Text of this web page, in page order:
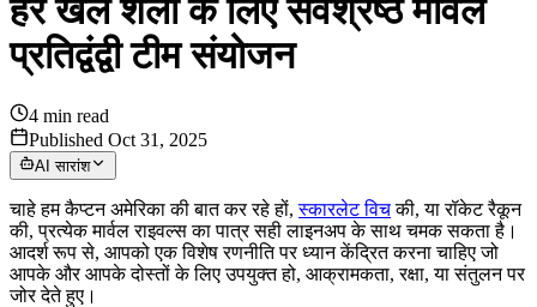
हर खेल शैली के लिए सर्वश्रेष्ठ मार्वल
प्रतिद्वंद्वी टीम संयोजन
4 min read
Published Oct 31, 2025
AI सारांश
चाहे हम कैप्टन अमेरिका की बात कर रहे हों,स्कारलेट विचकी, या रॉकेट रैकून
की, प्रत्येक मार्वल राइवल्स का पात्र सही लाइनअप के साथ चमक सकता है।
आदर्श रूप से, आपको एक विशेष रणनीति पर ध्यान केंद्रित करना चाहिए जो
आपके और आपके दोस्तों के लिए उपयुक्त हो, आक्रामकता, रक्षा, या संतुलन पर
जोर देते हुए।